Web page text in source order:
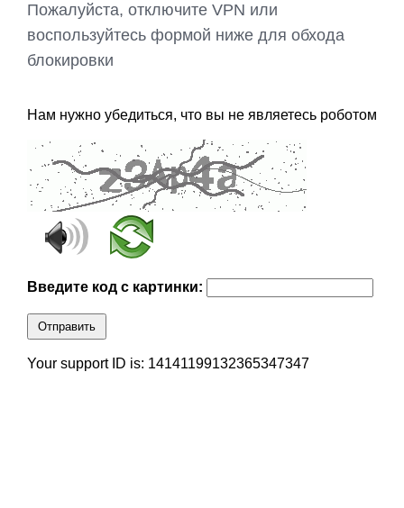
Пожалуйста, отключите VPN или
воспользуйтесь формой ниже для обхода
блокировки
Нам нужно убедиться, что вы не являетесь роботом
Введите код с картинки:
Отправить
Your support ID is: 14141199132365347347